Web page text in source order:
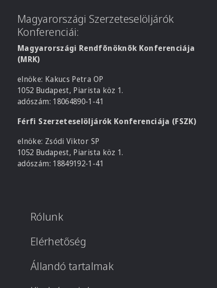
Magyarországi Szerzeteselöljárók
Konferenciái:
Magyarországi Rendfőnöknők Konferenciája
(MRK)
elnöke: Kakucs Petra OP
1052 Budapest, Piarista köz 1.
adószám: 18064890-1-41
Férfi Szerzeteselöljárók Konferenciája (FSZK)
elnöke: Zsódi Viktor SP
1052 Budapest, Piarista köz 1.
adószám: 18849192-1-41
Rólunk
Elérhetőség
Állandó tartalmak